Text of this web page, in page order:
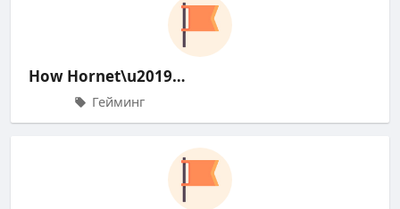
How Hornet\u2019s Sapphic Ships
Гейминг